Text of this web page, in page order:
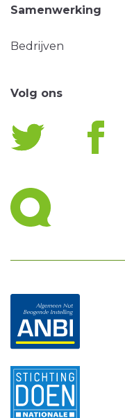
Samenwerking
Bedrijven
Volg ons